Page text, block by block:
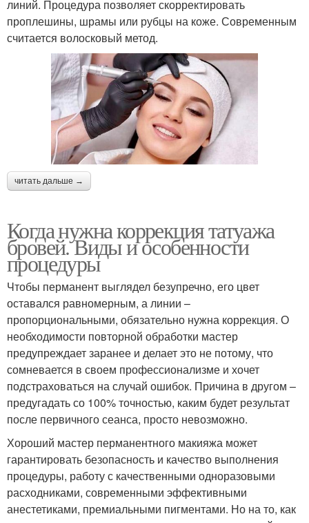
линий. Процедура позволяет скорректировать
проплешины, шрамы или рубцы на коже. Современным
считается волосковый метод.
читать дальше →
Когда нужна коррекция татуажа
бровей. Виды и особенности
процедуры
Чтобы перманент выглядел безупречно, его цвет
оставался равномерным, а линии –
пропорциональными, обязательно нужна коррекция. О
необходимости повторной обработки мастер
предупреждает заранее и делает это не потому, что
сомневается в своем профессионализме и хочет
подстраховаться на случай ошибок. Причина в другом –
предугадать со 100% точностью, каким будет результат
после первичного сеанса, просто невозможно.
Хороший мастер перманентного макияжа может
гарантировать безопасность и качество выполнения
процедуры, работу с качественными одноразовыми
расходниками, современными эффективными
анестетиками, премиальными пигментами. Но на то, как